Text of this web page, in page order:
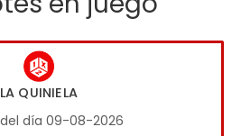
LA QUINIELA
día 09-08-2026